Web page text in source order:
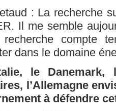
: La recherche
Il me semble
compte
dans le domaine
le Danemark,
l’Allemagne
à défendre